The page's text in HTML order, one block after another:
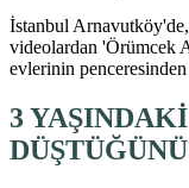
İstanbul
videolardan 'Örümcek
evlerinin penceresinden
3